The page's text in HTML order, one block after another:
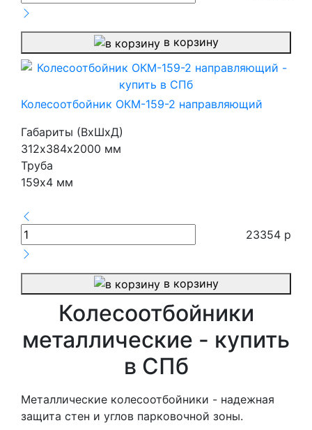
в корзину
Колесоотбойник ОКМ-159-2 направляющий
Габариты (ВхШхД)
312х384х2000 мм
Труба
159х4 мм
23354р
в корзину
Колесоотбойники
металлические - купить
в СПб
Металлические колесоотбойники - надежная
защита стен и углов парковочной зоны.